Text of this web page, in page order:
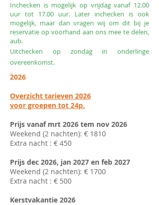
Inchecken is mogelijk op vrijdag vanaf 12.00
uur tot 17.00 uur. Later inchecken is ook
mogelijk, maar dan vragen wij om dit bij je
reservatie op voorhand aan ons mee te delen,
aub.
Uitchecken op zondag in onderlinge
overeenkomst.
2026
Overzicht tarieven 2026
voor groepen tot 24p.
Prijs vanaf mrt 2026 tem nov 2026
Weekend (2 nachten): € 1810
Extra nacht : € 450
Prijs dec 2026, jan 2027 en feb 2027
Weekend (2 nachten): € 1700
Extra nacht : € 500
Kerstvakantie 2026